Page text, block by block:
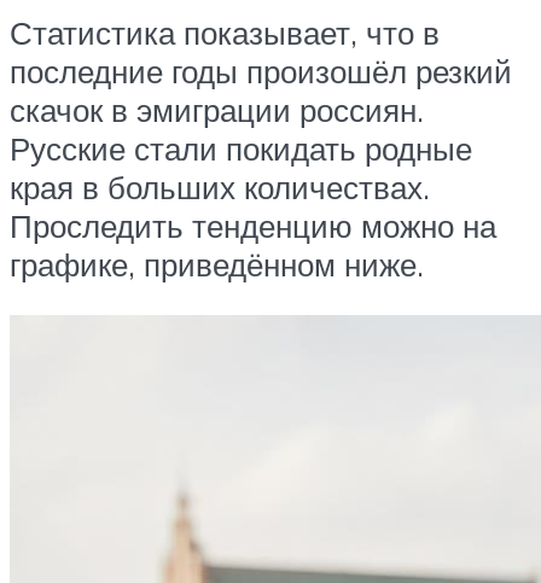
Статистика показывает, что в
последние годы произошёл резкий
скачок в эмиграции россиян.
Русские стали покидать родные
края в больших количествах.
Проследить тенденцию можно на
графике, приведённом ниже.